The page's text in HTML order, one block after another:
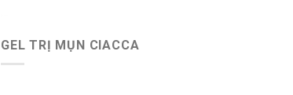
GEL TRỊ MỤN CIACCA